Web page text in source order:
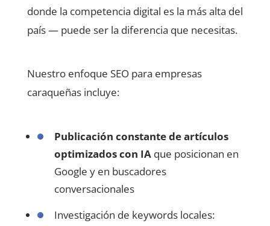
donde la competencia digital es la más alta del
país — puede ser la diferencia que necesitas.
Nuestro enfoque SEO para empresas
caraqueñas incluye:
Publicación constante de artículos
optimizados con IA que posicionan en
Google y en buscadores
conversacionales
Investigación de keywords locales: